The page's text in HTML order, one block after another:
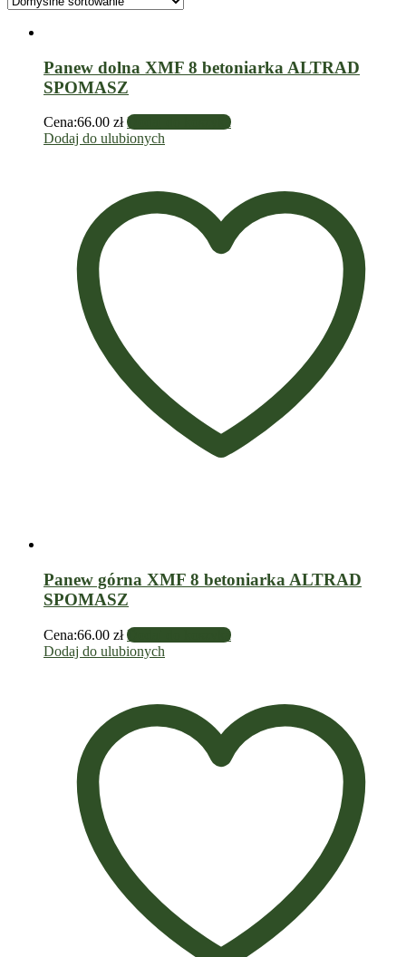
Panew dolna XMF 8 betoniarka ALTRAD
SPOMASZ
Cena:66.00 zł Dodaj do koszyka
Dodaj do ulubionych
Panew górna XMF 8 betoniarka ALTRAD
SPOMASZ
Cena:66.00 zł Dodaj do koszyka
Dodaj do ulubionych